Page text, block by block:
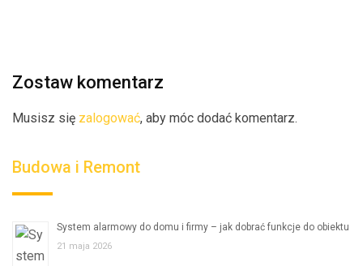
Zostaw komentarz
Musisz się zalogować, aby móc dodać komentarz.
Budowa i Remont
System alarmowy do domu i firmy – jak dobrać funkcje do obiektu
21 maja 2026